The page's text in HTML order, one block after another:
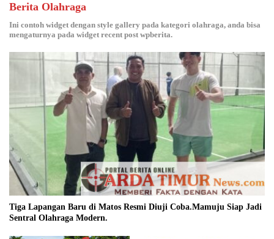
Berita Olahraga
Ini contoh widget dengan style gallery pada kategori olahraga, anda bisa
mengaturnya pada widget recent post wpberita.
Tiga Lapangan Baru di Matos Resmi Diuji Coba.Mamuju Siap Jadi
Sentral Olahraga Modern.